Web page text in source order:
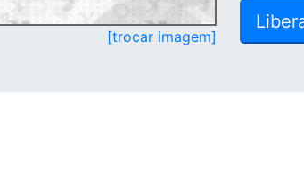
[trocar imagem]